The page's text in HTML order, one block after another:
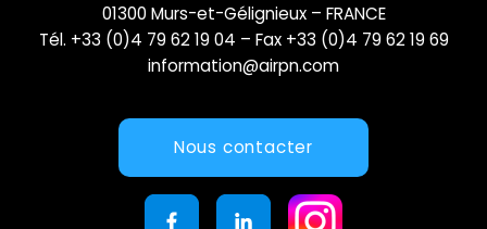
01300 Murs-et-Gélignieux – FRANCE
Tél. +33 (0)4 79 62 19 04 – Fax +33 (0)4 79 62 19 69
information@airpn.com
Nous contacter